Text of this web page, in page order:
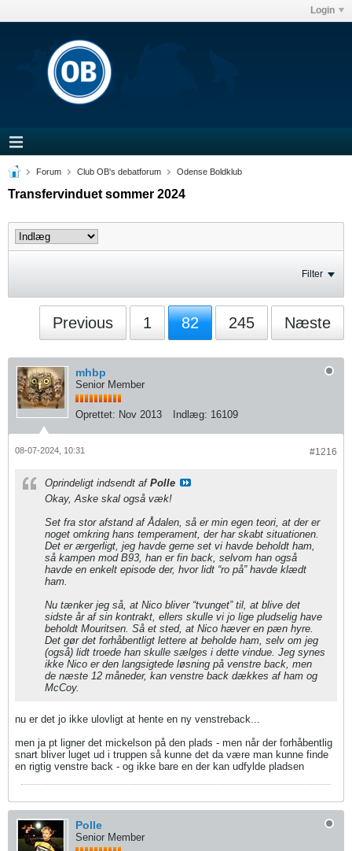
Login
Forum Club OB's debatforum Odense Boldklub
Transfervinduet sommer 2024
Filter
Previous 1 82 245 Næste
mhbp
Senior Member
Oprettet: Nov 2013 Indlæg: 16109
#1216
08-07-2024, 10:31
Oprindeligt indsendt af Polle
Okay, Aske skal også væk!
Set fra stor afstand af Ådalen, så er min egen teori, at der er
noget omkring hans temperament, der har skabt situationen.
Det er ærgerligt, jeg havde gerne set vi havde beholdt ham,
så kampen mod B93, han er fin back, selvom han også
havde en enkelt episode der, hvor lidt “ro på” havde klædt
ham.
Nu tænker jeg så, at Nico bliver “tvunget” til, at blive det
sidste år af sin kontrakt, ellers skulle vi jo lige pludselig have
beholdt Mouritsen. Så et sted, at Nico hæver en pæn hyre.
Det gør det forhåbentligt lettere at beholde ham, selv om jeg
(også) lidt troede han skulle sælges i dette vindue. Jeg synes
ikke Nico er den langsigtede løsning på venstre back, men
de næste 12 måneder, kan venstre back dækkes af ham og
McCoy.
nu er det jo ikke ulovligt at hente en ny venstreback...
men ja pt ligner det mickelson på den plads - men når der forhåbentlig
snart bliver luget ud i truppen så kunne det da være man kunne finde
en rigtig venstre back - og ikke bare en der kan udfylde pladsen
Polle
Senior Member